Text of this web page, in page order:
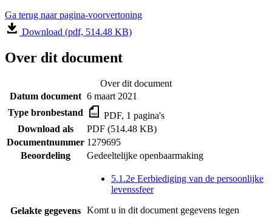
Ga terug naar pagina-voorvertoning
Download (pdf, 514.48 KB)
Over dit document
Over dit document
Datum document 6 maart 2021
Type bronbestand
PDF, 1 pagina's
Download als
PDF (514.48 KB)
Documentnummer 1279695
Beoordeling
Gedeeltelijke openbaarmaking
Gelakte gegevens
5.1.2e Eerbiediging van de persoonlijke
levenssfeer
Komt u in dit document gegevens tegen